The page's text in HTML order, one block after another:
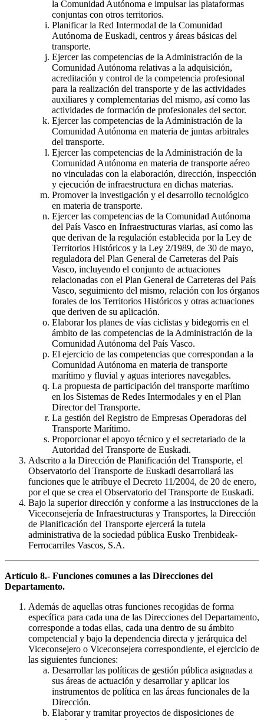
la Comunidad Autónoma e impulsar las plataformas
conjuntas con otros territorios.
Planificar la Red Intermodal de la Comunidad
Autónoma de Euskadi, centros y áreas básicas del
transporte.
Ejercer las competencias de la Administración de la
Comunidad Autónoma relativas a la adquisición,
acreditación y control de la competencia profesional
para la realización del transporte y de las actividades
auxiliares y complementarias del mismo, así como las
actividades de formación de profesionales del sector.
Ejercer las competencias de la Administración de la
Comunidad Autónoma en materia de juntas arbitrales
del transporte.
Ejercer las competencias de la Administración de la
Comunidad Autónoma en materia de transporte aéreo
no vinculadas con la elaboración, dirección, inspección
y ejecución de infraestructura en dichas materias.
Promover la investigación y el desarrollo tecnológico
en materia de transporte.
Ejercer las competencias de la Comunidad Autónoma
del País Vasco en Infraestructuras viarias, así como las
que derivan de la regulación establecida por la Ley de
Territorios Históricos y la Ley 2/1989, de 30 de mayo,
reguladora del Plan General de Carreteras del País
Vasco, incluyendo el conjunto de actuaciones
relacionadas con el Plan General de Carreteras del País
Vasco, seguimiento del mismo, relación con los órganos
forales de los Territorios Históricos y otras actuaciones
que deriven de su aplicación.
Elaborar los planes de vías ciclistas y bidegorris en el
ámbito de las competencias de la Administración de la
Comunidad Autónoma del País Vasco.
El ejercicio de las competencias que correspondan a la
Comunidad Autónoma en materia de transporte
marítimo y fluvial y aguas interiores navegables.
La propuesta de participación del transporte marítimo
en los Sistemas de Redes Intermodales y en el Plan
Director del Transporte.
La gestión del Registro de Empresas Operadoras del
Transporte Marítimo.
Proporcionar el apoyo técnico y el secretariado de la
Autoridad del Transporte de Euskadi.
Adscrito a la Dirección de Planificación del Transporte, el
Observatorio del Transporte de Euskadi desarrollará las
funciones que le atribuye el Decreto 11/2004, de 20 de enero,
por el que se crea el Observatorio del Transporte de Euskadi.
Bajo la superior dirección y conforme a las instrucciones de la
Viceconsejería de Infraestructuras y Transportes, la Dirección
de Planificación del Transporte ejercerá la tutela
administrativa de la sociedad pública Eusko Trenbideak-
Ferrocarriles Vascos, S.A.
Artículo 8.- Funciones comunes a las Direcciones del
Departamento.
Además de aquellas otras funciones recogidas de forma
específica para cada una de las Direcciones del Departamento,
corresponde a todas ellas, cada una dentro de su ámbito
competencial y bajo la dependencia directa y jerárquica del
Viceconsejero o Viceconsejera correspondiente, el ejercicio de
las siguientes funciones:
Desarrollar las políticas de gestión pública asignadas a
sus áreas de actuación y desarrollar y aplicar los
instrumentos de política en las áreas funcionales de la
Dirección.
Elaborar y tramitar proyectos de disposiciones de